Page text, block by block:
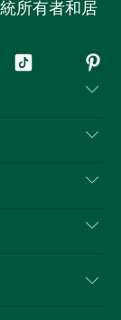
所有者和居
抖